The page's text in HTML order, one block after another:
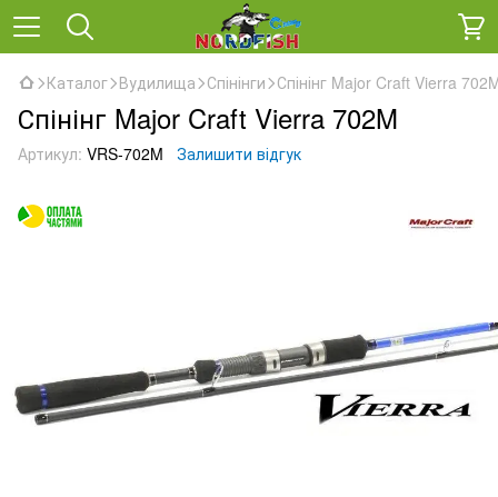
Каталог Вудилища Спінінги Спінінг Major Craft Vierra
Спінінг Major Craft Vierra 702M
Артикул: VRS-702M Залишити відгук